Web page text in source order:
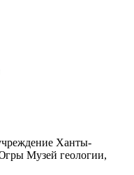
Ханты-
Музей геологии,